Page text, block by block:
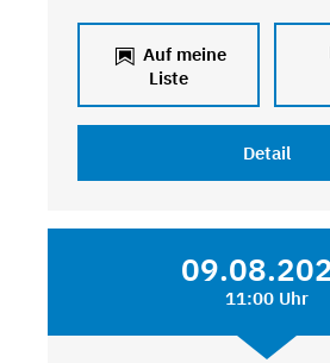
Auf meine
Liste
Detail
11:00 Uhr